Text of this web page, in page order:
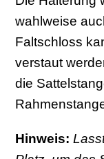
wahlweise
Faltschloss
verstaut
die
Hinweis: